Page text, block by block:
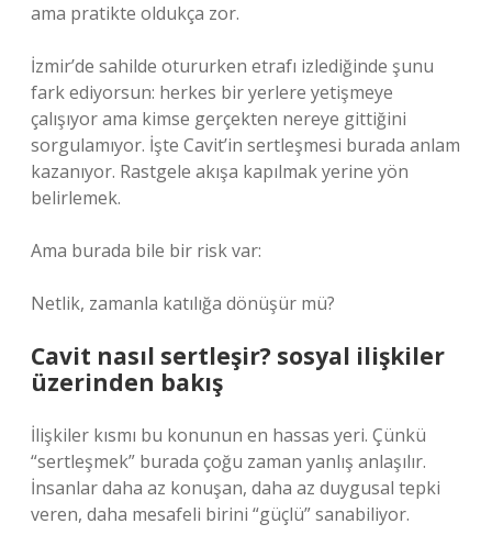
ama pratikte oldukça zor.
İzmir’de sahilde otururken etrafı izlediğinde şunu
fark ediyorsun: herkes bir yerlere yetişmeye
çalışıyor ama kimse gerçekten nereye gittiğini
sorgulamıyor. İşte Cavit’in sertleşmesi burada anlam
kazanıyor. Rastgele akışa kapılmak yerine yön
belirlemek.
Ama burada bile bir risk var:
Netlik, zamanla katılığa dönüşür mü?
Cavit nasıl sertleşir? sosyal ilişkiler
üzerinden bakış
İlişkiler kısmı bu konunun en hassas yeri. Çünkü
“sertleşmek” burada çoğu zaman yanlış anlaşılır.
İnsanlar daha az konuşan, daha az duygusal tepki
veren, daha mesafeli birini “güçlü” sanabiliyor.